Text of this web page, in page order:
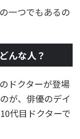
一つでもあるの
んな人？
ドクターが登場
が、俳優のデイ
代目ドクターで